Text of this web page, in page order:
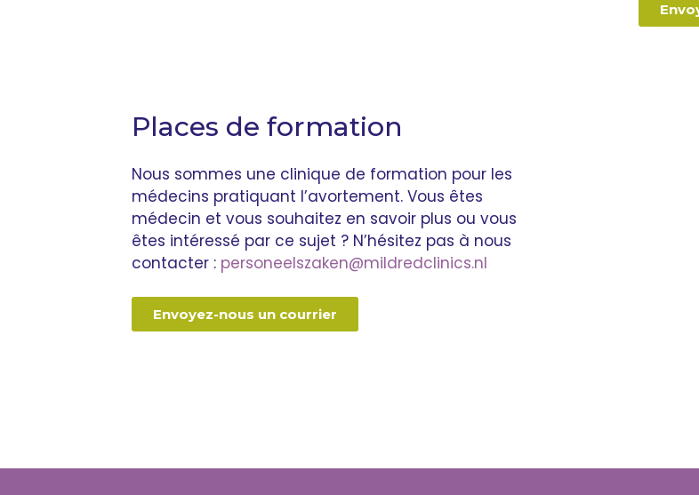
Places de formation
Nous sommes une clinique de formation pour les
médecins pratiquant l’avortement. Vous êtes
médecin et vous souhaitez en savoir plus ou vous
êtes intéressé par ce sujet ? N’hésitez pas à nous
contacter : personeelszaken@mildredclinics.nl
Envoyez-nous un courrier